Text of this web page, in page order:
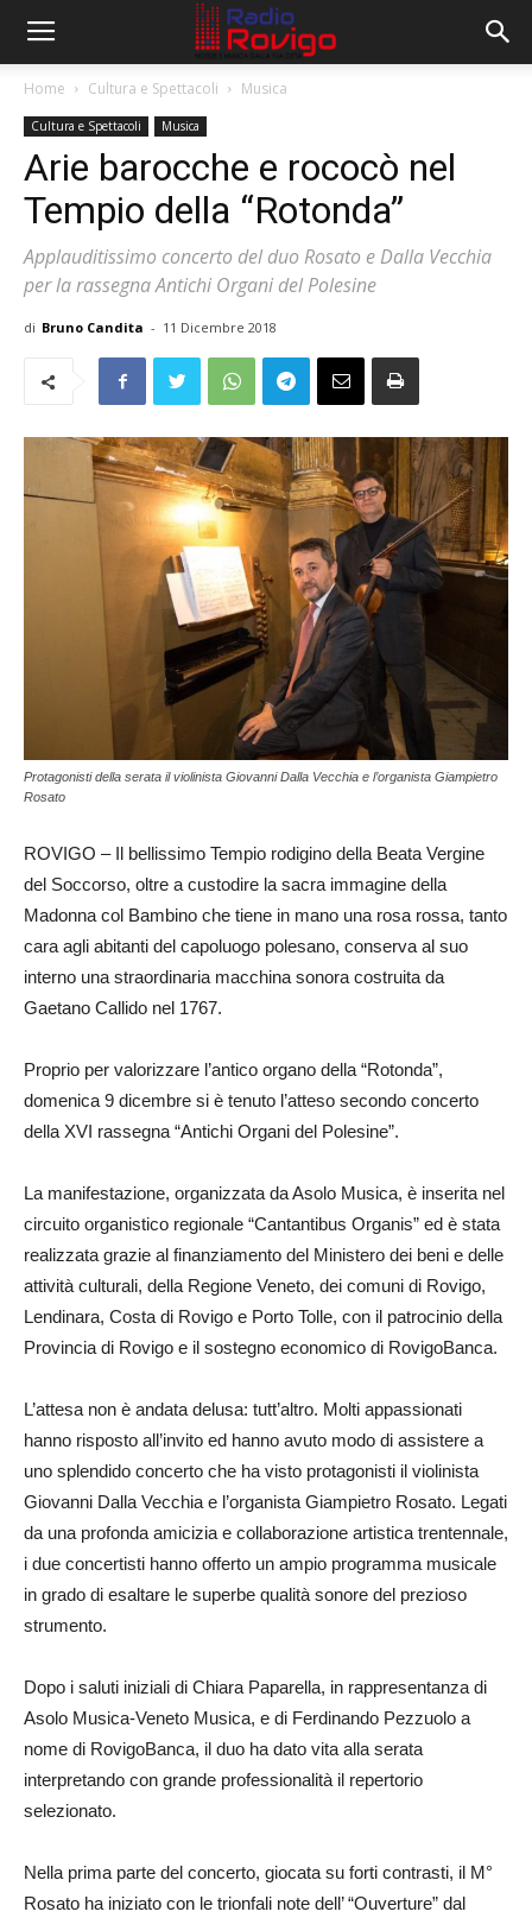
Home Cultura e Spettacoli Musica
Cultura e Spettacoli Musica
Arie barocche e rococò nel
Tempio della “Rotonda”
Applauditissimo concerto del duo Rosato e Dalla Vecchia
per la rassegna Antichi Organi del Polesine
di Bruno Candita - 11 Dicembre 2018
Protagonisti della serata il violinista Giovanni Dalla Vecchia e l’organista Giampietro
Rosato
ROVIGO – Il bellissimo Tempio rodigino della Beata Vergine
del Soccorso, oltre a custodire la sacra immagine della
Madonna col Bambino che tiene in mano una rosa rossa, tanto
cara agli abitanti del capoluogo polesano, conserva al suo
interno una straordinaria macchina sonora costruita da
Gaetano Callido nel 1767.
Proprio per valorizzare l’antico organo della “Rotonda”,
domenica 9 dicembre si è tenuto l’atteso secondo concerto
della XVI rassegna “Antichi Organi del Polesine”.
La manifestazione, organizzata da Asolo Musica, è inserita nel
circuito organistico regionale “Cantantibus Organis” ed è stata
realizzata grazie al finanziamento del Ministero dei beni e delle
attività culturali, della Regione Veneto, dei comuni di Rovigo,
Lendinara, Costa di Rovigo e Porto Tolle, con il patrocinio della
Provincia di Rovigo e il sostegno economico di RovigoBanca.
L’attesa non è andata delusa: tutt’altro. Molti appassionati
hanno risposto all’invito ed hanno avuto modo di assistere a
uno splendido concerto che ha visto protagonisti il violinista
Giovanni Dalla Vecchia e l’organista Giampietro Rosato. Legati
da una profonda amicizia e collaborazione artistica trentennale,
i due concertisti hanno offerto un ampio programma musicale
in grado di esaltare le superbe qualità sonore del prezioso
strumento.
Dopo i saluti iniziali di Chiara Paparella, in rappresentanza di
Asolo Musica-Veneto Musica, e di Ferdinando Pezzuolo a
nome di RovigoBanca, il duo ha dato vita alla serata
interpretando con grande professionalità il repertorio
selezionato.
Nella prima parte del concerto, giocata su forti contrasti, il M°
Rosato ha iniziato con le trionfali note dell’ “Ouverture” dal